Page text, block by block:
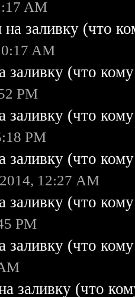
AM
заливку (что
AM
заливку (что
PM
заливку (что
PM
заливку (что
12:27 AM
заливку (что
PM
заливку (что
заливку (что